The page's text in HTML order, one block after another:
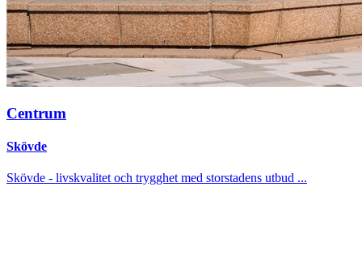
Centrum
Skövde
Skövde - livskvalitet och trygghet med storstadens utbud ...